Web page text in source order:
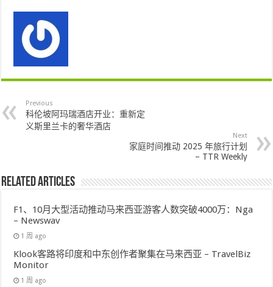
Previous
科伦坡阿玛瑞酒店开业：重新定
义斯里兰卡的奢华酒店
Next
家庭时间推动 2025 年旅行计划
– TTR Weekly
Related Articles
F1、10月大型活动推动马来西亚游客人数突破4000万：Nga
– Newswav
1 周 ago
Klook客路将印度和中东创作者聚集在马来西亚 – TravelBiz
Monitor
1 周 ago